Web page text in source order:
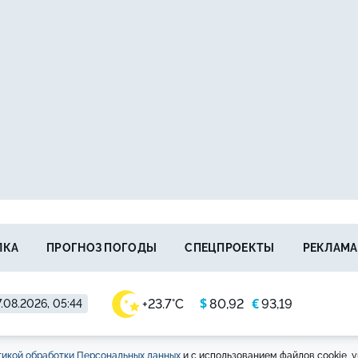
05:44 +23.7°C $80,92 €93,19
ПРОГНОЗ ПОГОДЫ СПЕЦПРОЕКТЫ
обработки Персональных данных и с использованием файлов cookie,